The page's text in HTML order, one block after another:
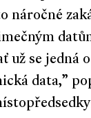
náročné
už se jedná
data,”